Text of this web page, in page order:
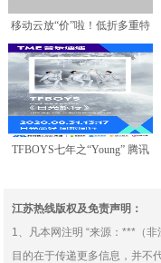
移动云放“价”啦！低折多重特
惠我们安排上了！
TFBOYS七年之“Young” 腾讯
江苏热线版权及免责声明：
1、凡本网注明 “来源：***（
目的在于传递更多信息，并不